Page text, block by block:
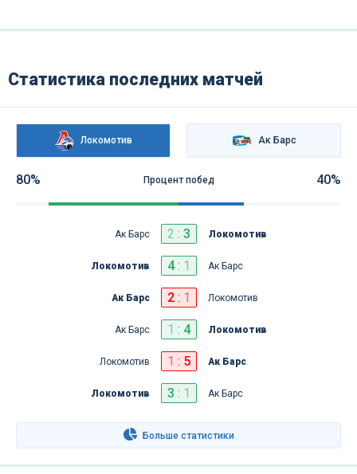
Статистика последних матчей
Локомотив Ак Барс
80% Процент побед 40%
Ак Барс 2 : 3 Локомотив
Локомотив 4: 1 Ак Барс
Ак Барс 2: 1 Локомотив
Ак Барс 1 : 4 Локомотив
Локомотив 1 : 5 Ак Барс
Локомотив 3 : 1 Ак Барс
Больше статистики